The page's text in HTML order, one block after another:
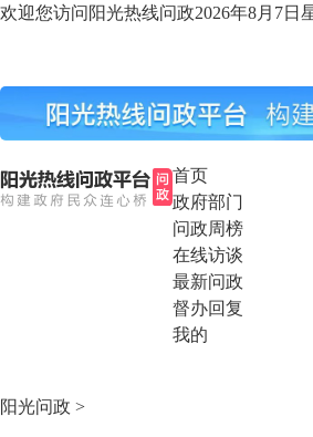
欢迎您访问阳光热线问政2026年8月7日
首页
政府部门
问政周榜
在线访谈
最新问政
督办回复
我的
阳光问政 >